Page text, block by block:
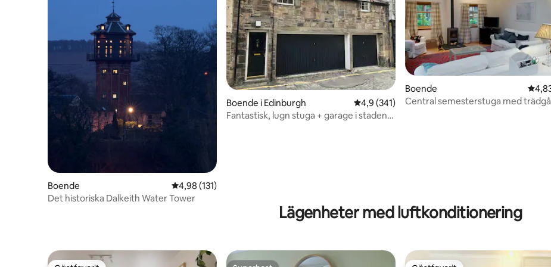
Boende 4,98 av 5 i genomsnittligt betyg, 131 omdömen
4,98 (131)
Det historiska Dalkeith Water Tower
Boende i Edinburgh 4,9 av 5 i genomsnittligt betyg, 341 omdömen
4,9 (341)
Fantastisk, lugn stuga + garage i stadens
Boende 4,83
Central semesterstuga med
Lägenheter med luftkonditionering